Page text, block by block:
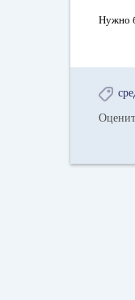
Нужно